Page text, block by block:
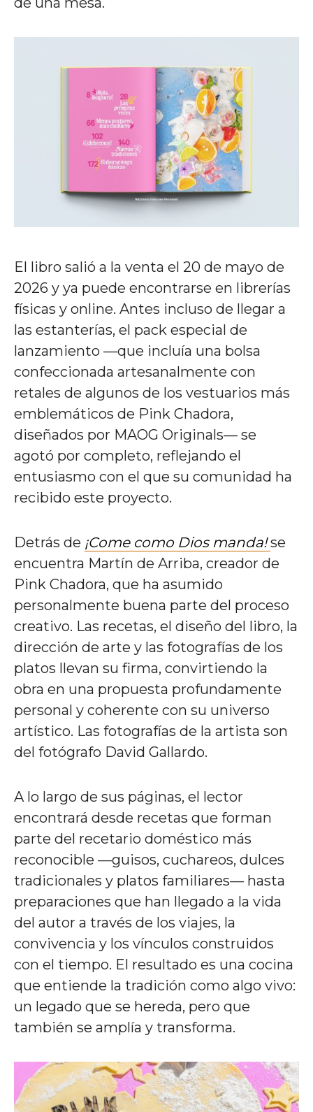
El libro salió a la venta el 20 de mayo de
2026 y ya puede encontrarse en librerías
físicas y online. Antes incluso de llegar a
las estanterías, el pack especial de
lanzamiento —que incluía una bolsa
confeccionada artesanalmente con
retales de algunos de los vestuarios más
emblemáticos de Pink Chadora,
diseñados por MAOG Originals— se
agotó por completo, reflejando el
entusiasmo con el que su comunidad ha
recibido este proyecto.
Detrás de ¡Come como Dios manda! se
encuentra Martín de Arriba, creador de
Pink Chadora, que ha asumido
personalmente buena parte del proceso
creativo. Las recetas, el diseño del libro, la
dirección de arte y las fotografías de los
platos llevan su firma, convirtiendo la
obra en una propuesta profundamente
personal y coherente con su universo
artístico. Las fotografías de la artista son
del fotógrafo David Gallardo.
A lo largo de sus páginas, el lector
encontrará desde recetas que forman
parte del recetario doméstico más
reconocible —guisos, cuchareos, dulces
tradicionales y platos familiares— hasta
preparaciones que han llegado a la vida
del autor a través de los viajes, la
convivencia y los vínculos construidos
con el tiempo. El resultado es una cocina
que entiende la tradición como algo vivo:
un legado que se hereda, pero que
también se amplía y transforma.